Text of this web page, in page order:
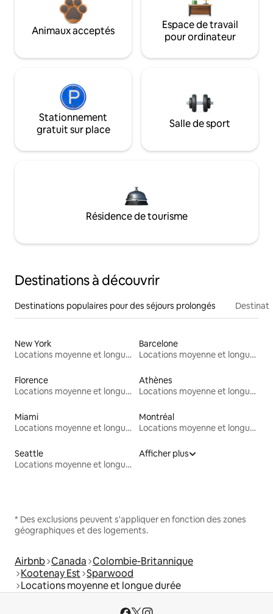
Animaux acceptés
Espace de travail
pour ordinateur
Stationnement
gratuit sur place
Salle de sport
Résidence de tourisme
Destinations à découvrir
Destinations populaires pour des séjours prolongés
New York
Locations moyenne et longue durée
Barcelone
Locations moyenne et longue durée
Florence
Locations moyenne et longue durée
Athènes
Locations moyenne et longue durée
Miami
Locations moyenne et longue durée
Montréal
Locations moyenne et longue durée
Seattle
Locations moyenne et longue durée
Afficher plus
* Des exclusions peuvent s'appliquer en fonction des zones
géographiques et des logements.
Airbnb Canada Colombie-Britannique
Kootenay Est Sparwood
Locations moyenne et longue durée